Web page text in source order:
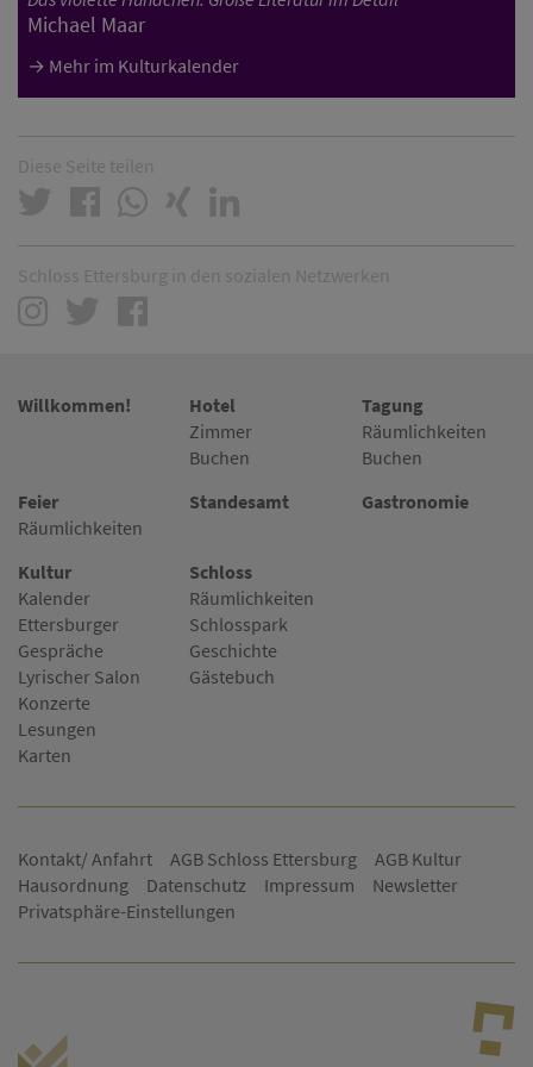
Michael Maar
Mehr im Kulturkalender
Diese Seite teilen
Schloss Ettersburg in den sozialen Netzwerken
Willkommen!
Hotel
Zimmer
Buchen
Tagung
Räumlichkeiten
Buchen
Feier
Räumlichkeiten
Standesamt Gastronomie
Kultur
Kalender
Ettersburger
Gespräche
Lyrischer Salon
Konzerte
Lesungen
Karten
Schloss
Räumlichkeiten
Schlosspark
Geschichte
Gästebuch
Kontakt/ Anfahrt AGB Schloss Ettersburg
AGB Kultur
Hausordnung
Datenschutz Impressum
Newsletter
Privatsphäre-Einstellungen